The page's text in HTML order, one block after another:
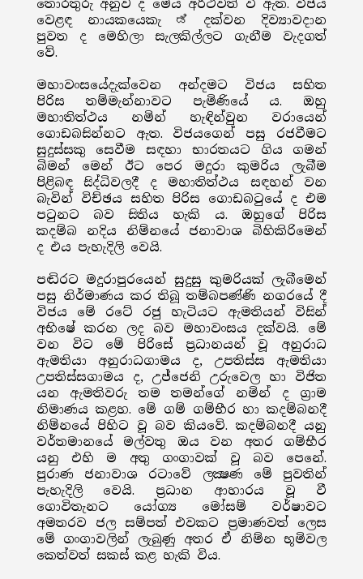
තොරතුරු අනුව ද මෙය අරිථවත් වී ඇත. විජය
වෙළඳ නායකයෙකැ ಡಿ දක්වන දිව්‍යාවදාන
පුවත ද මෙහිලා සැලකිල්ලට ගැනීම වැදගත්
වේ.
මහාවංසයේදැක්වෙන අන්දමට විජය සහිත
පිරිස තම්මැන්නාවට පැමිණියේ ය. ඔහු
මහාතිත්ථය නමින් හැඳින්වුන වරායෙන්
ගොඩබසින්නට ඇත. විජයගෙන් පසු රජවීමට
සුදුස්සකු සෙවීම සඳහා භාරතයට ගිය ගමන්
බිමන් මෙන් ඊට පෙර මදුරා කුමරිය ලැබීම
පිළිබඳ සිද්ධිවලදී ද මහාතිත්ථය සඳහන් වන
බැවින් විච්ඡය සහිත පිරිස ගොඩබටුයේ ද එම
පටුනට බව සිතිය හැකි ය. ඔහුගේ පිරිස
කදම්බ නදිය නිම්නයේ ජනාවාශ බිහිකිරිමෙන්
ද එය පැහැදිලි වෙයි.
පඬිරට මදුරාපුරයෙන් සුදුසු කුමරියක් ලැබීමෙන්
පසු නිර්මාණය කර තිබූ තම්බපණ්ණි නගරයේ දී
විජය මේ රටේ රජු හැටියට ඇමතියන් විසින්
අභිෂේ කරන ලද බව මහාවංසය දක්වයි. මේ
වන විට මේ පිරිසේ ප්‍රධානයන් වූ අනුරාධ
ඇමතියා අනුරාධගාමය ද, උපතිස්ස ඇමතියා
උපතිස්සගාමය ද, උජ්ජෙනි උරුවෙල හා විජිත
යන ඇමතිවරු තම තමන්ගේ නමින් ද ග්‍රාම
නිමාණය කළහ. මේ ගම් ගම්භීර හා කදම්බනදී
නිම්නයේ පිහිට වූ බව කියවේ. කදම්බනදී යනු
වර්තමානයේ මල්වතු ඔය වන අතර ගම්භීර
යනු එහි ම අතු ගංගාවක් වූ බව පෙනේ.
පුරාණ ජනාවාශ රටාවේ ලක්‍ෂණ මේ පුවතින්
පැහැදිලි වෙයි. ප්‍රධාන ආහාරය වූ වී
ගොවිතැනට යෝග්‍ය මෝසම් වර්ෂාවට
අමතරව ජල සම්පත් එවකට ප්‍රමාණවත් ලෙස
මේ ගංගාවලින් ලැබුණු අතර ඒ නිම්න භූමිවල
කෙත්වත් සකස් කළ හැකි විය.